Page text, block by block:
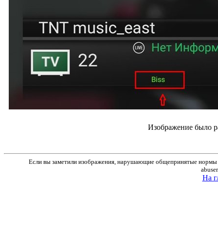
Изображение было
Если вы заметили изображения, нарушающие общепринятые нормы
На